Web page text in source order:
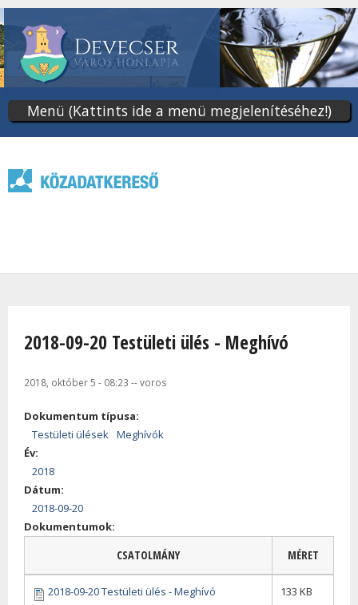
tartalomra
Menü (Kattints ide a menü megjelenítéséhez!)
2018-09-20 Testületi ülés - Meghívó
2018, október 5 - 08:23 --voros
Dokumentum típusa:
Testületi ülések
Meghívók
Év:
2018
Dátum:
2018-09-20
Dokumentumok:
CSATOLMÁNY MÉRET
2018-09-20 Testületi ülés - Meghívó 133 KB